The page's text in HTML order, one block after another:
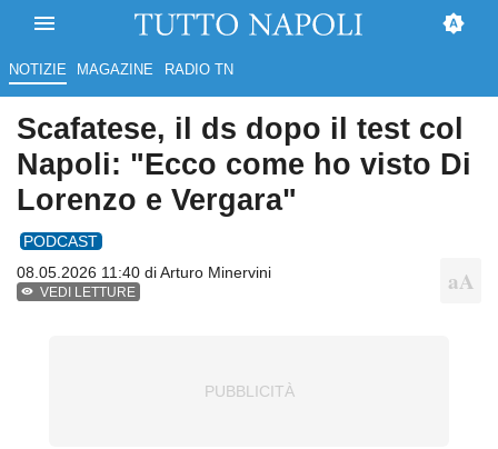
NOTIZIE MAGAZINE RADIO TN
Scafatese, il ds dopo il test col
Napoli: "Ecco come ho visto Di
Lorenzo e Vergara"
PODCAST
08.05.2026 11:40 diArturo Minervini
VEDI LETTURE